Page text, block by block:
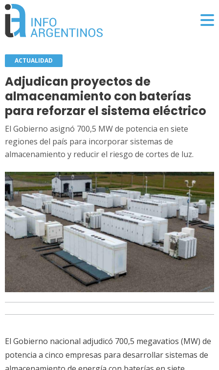
ACTUALIDAD
Adjudican proyectos de
almacenamiento con baterías
para reforzar el sistema eléctrico
El Gobierno asignó 700,5 MW de potencia en siete
regiones del país para incorporar sistemas de
almacenamiento y reducir el riesgo de cortes de luz.
El Gobierno nacional adjudicó 700,5 megavatios (MW) de
potencia a cinco empresas para desarrollar sistemas de